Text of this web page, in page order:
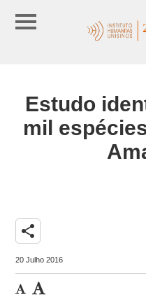
Estudo
mil
share
20 Julho 2016